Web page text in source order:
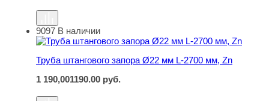
Труба штангового запора Ø22 мм L-2700 мм, Zn
9097 В наличии
Труба штангового запора Ø22 мм L-2700 мм, Zn
1 190,001190.00 руб.